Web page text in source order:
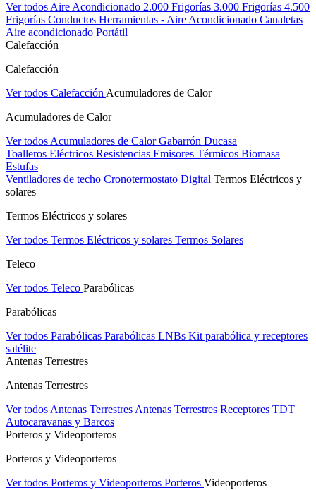
Ver todos Aire Acondicionado 2.000 Frigorías 3.000 Frigorías 4.500
Frigorías Conductos Herramientas - Aire Acondicionado Canaletas
Aire acondicionado Portátil
Calefacción
Calefacción
Ver todos Calefacción Acumuladores de Calor
Acumuladores de Calor
Ver todos Acumuladores de CalorGabarrón Ducasa
Toalleros Eléctricos Resistencias Emisores Térmicos Biomasa
Estufas
Ventiladores de techo Cronotermostato Digital Termos Eléctricos y
solares
Termos Eléctricos y solares
Ver todos Termos Eléctricos y solares Termos Solares
Teleco
Ver todos Teleco Parabólicas
Parabólicas
Ver todos Parabólicas Parabólicas LNBs Kit parabólica y receptores
satélite
Antenas Terrestres
Antenas Terrestres
Ver todos Antenas Terrestres Antenas Terrestres Receptores TDT
Autocaravanas y Barcos
Porteros y Videoporteros
Porteros y Videoporteros
Ver todos Porteros y Videoporteros Porteros Videoporteros